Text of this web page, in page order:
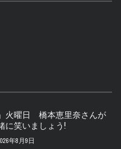
火曜日 橋本恵里奈さんが
に笑いましょう!
年8月9日